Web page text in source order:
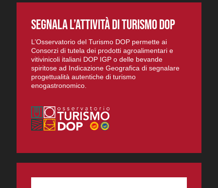
SEGNALA L’ATTIVITÀ DI TURISMO DOP
L’Osservatorio del Turismo DOP permette ai
Consorzi di tutela dei prodotti agroalimentari e
vitivinicoli italiani DOP IGP o delle bevande
spiritose ad Indicazione Geografica di segnalare
progettualità autentiche di turismo
enogastronomico.